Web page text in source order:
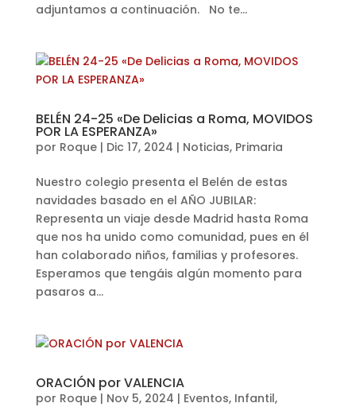
adjuntamos a continuación. No te...
BELÉN 24-25 «De Delicias a Roma, MOVIDOS
POR LA ESPERANZA»
por Roque| Dic 17, 2024 | Noticias, Primaria
Nuestro colegio presenta el Belén de estas
navidades basado en el AÑO JUBILAR:
Representa un viaje desde Madrid hasta Roma
que nos ha unido como comunidad, pues en él
han colaborado niños, familias y profesores.
Esperamos que tengáis algún momento para
pasaros a...
ORACIÓN por VALENCIA
por Roque| Nov 5, 2024 | Eventos, Infantil,